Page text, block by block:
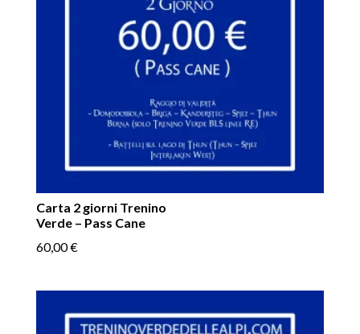
Carta 2 giorni Trenino
Verde – Pass Cane
60,00€